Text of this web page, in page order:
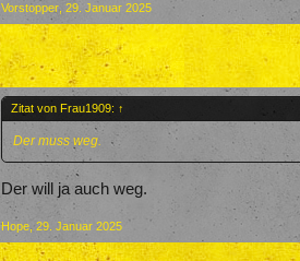
Vorstopper 29. Januar 2025
Zitat von Frau1909: ↑
Der muss weg.
Der will ja auch weg.
Hope 29. Januar 2025